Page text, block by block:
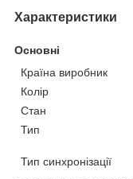
Характеристики
Основні
Країна виробник
Колір
Стан
Тип
Тип синхронізації